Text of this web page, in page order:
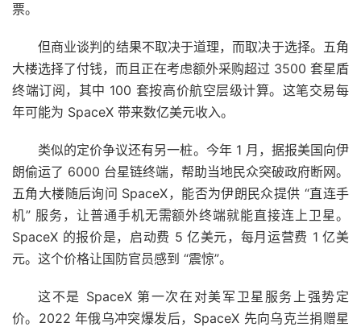
票。
但商业谈判的结果不取决于道理，而取决于选择。五角
大楼选择了付钱，而且正在考虑额外采购超过 3500 套星盾
终端订阅，其中 100 套按高价航空层级计算。这笔交易每
年可能为 SpaceX 带来数亿美元收入。
类似的定价争议还有另一桩。今年 1 月，据报美国向伊
朗偷运了 6000 台星链终端，帮助当地民众突破政府断网。
五角大楼随后询问 SpaceX，能否为伊朗民众提供 “直连手
机” 服务，让普通手机无需额外终端就能直接连上卫星。
SpaceX 的报价是，启动费 5 亿美元，每月运营费 1 亿美
元。这个价格让国防官员感到 “震惊”。
这不是 SpaceX 第一次在对美军卫星服务上强势定
价。2022 年俄乌冲突爆发后，SpaceX 先向乌克兰捐赠星